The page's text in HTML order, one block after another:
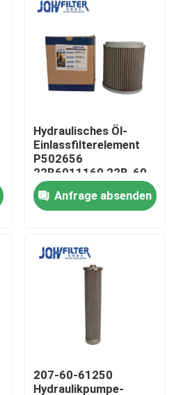
Hydraulisches Öl-
Einlassfilterelement
P502656
22B6011160 22B-60-
11160 H-5635
HF35531 Für
Komatsu-Exkaver
Anfrage absenden
207-60-61250
Hydraulikpumpe-